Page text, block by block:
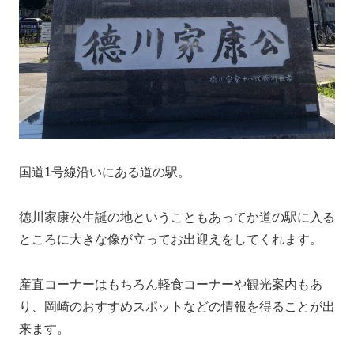
国道1号線沿いにある道の駅。
徳川家康公生誕の地ということもあってか道の駅に入る
ところに大きな像が立ってお出迎えをしてくれます。
産直コーナーはもちろん軽食コーナーや観光案内もあ
り、岡崎のおすすめスポットなどの情報を得ることが出
来ます。